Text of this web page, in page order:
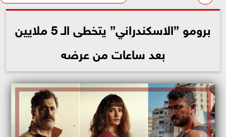
برومو ”الاسكندراني” يتخطى الـ 5 ملايين
بعد ساعات من عرضه